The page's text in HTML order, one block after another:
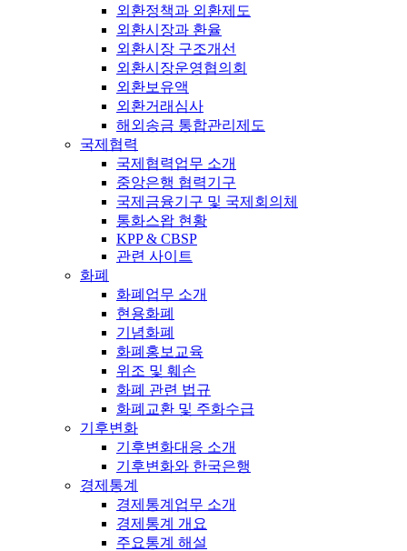
외환정책과 외환제도
외환시장과 환율
외환시장 구조개선
외환시장운영협의회
외환보유액
외환거래심사
해외송금 통합관리제도
국제협력
국제협력업무 소개
중앙은행 협력기구
국제금융기구 및 국제회의체
통화스왑 현황
KPP & CBSP
관련 사이트
화폐
화폐업무 소개
현용화폐
기념화폐
화폐홍보교육
위조 및 훼손
화폐 관련 법규
화폐교환 및 주화수급
기후변화
기후변화대응 소개
기후변화와 한국은행
경제통계
경제통계업무 소개
경제통계 개요
주요통계 해설